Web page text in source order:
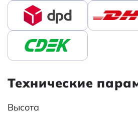
Технические
Высота